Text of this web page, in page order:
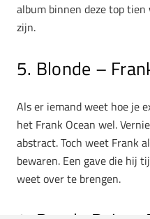
album binnen deze top
zijn.
5. Blonde –
Als er iemand weet hoe je
het Frank Ocean wel.
abstract. Toch weet Frank
bewaren. Een gave die hij
weet over te brengen.